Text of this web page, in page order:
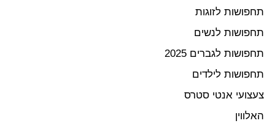
תחפושות לזוגות
תחפושות לנשים
תחפושות לגברים 2025
תחפושות לילדים
צעצועי אנטי סטרס
האלווין